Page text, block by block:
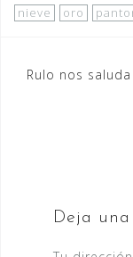
nieve
oro
Rulo nos saluda
Deja